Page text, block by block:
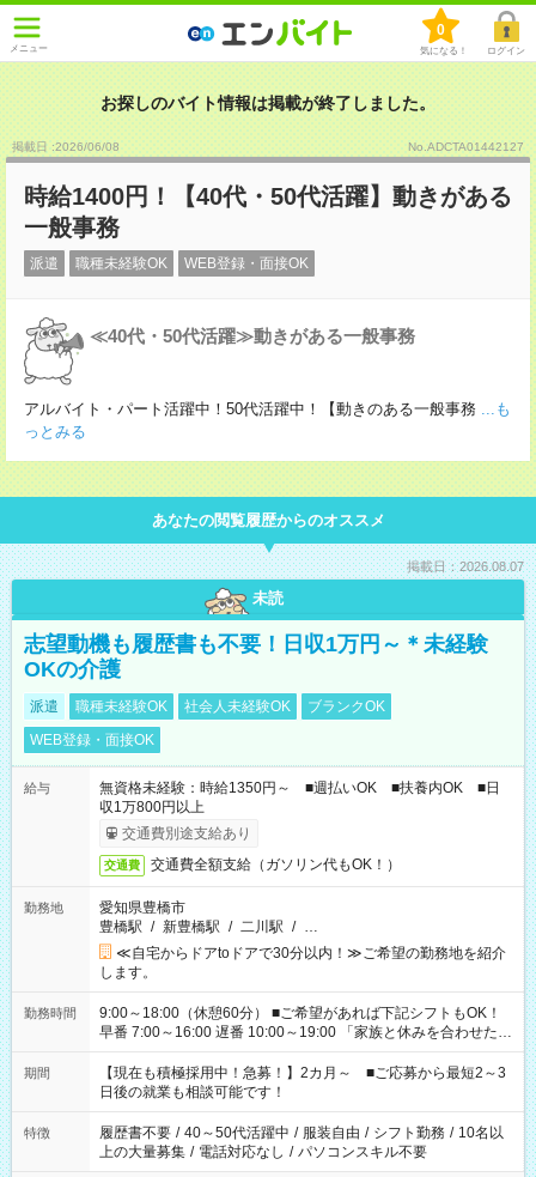
メニュー
0
気になる！ ログイン
お探しのバイト情報は掲載が終了しました。
掲載日 :2026/06/08 No.ADCTA01442127
時給1400円！【40代・50代活躍】動きがある
一般事務
派遣 職種未経験OK WEB登録・面接OK
≪40代・50代活躍≫動きがある一般事務
アルバイト・パート活躍中！50代活躍中！【動きのある一般事務 ...も
っとみる
あなたの閲覧履歴からのオススメ
掲載日：2026.08.07
未読
志望動機も履歴書も不要！日収1万円～＊未経験
OKの介護
派遣 職種未経験OK 社会人未経験OK
ブランクOK
WEB登録・面接OK
給与
無資格未経験：時給1350円～ ■週払いOK ■扶養内OK ■日
収1万800円以上
交通費別途支給あり
交通費 交通費全額支給（ガソリン代もOK！）
勤務地
愛知県豊橋市
豊橋駅 / 新豊橋駅 / 二川駅 / …
≪自宅からドアtoドアで30分以内！≫ご希望の勤務地を紹介
します。
勤務時間
9:00～18:00（休憩60分） ■ご希望があれば下記シフトもOK！
早番 7:00～16:00 遅番 10:00～19:00 「家族と休みを合わせた
い」 「余裕を持って夕飯の準備がしたい」 「できれば残業はし
たくない」 など、ご希望を教えてくださいね。 ※Wワーク希望
の方へ 今ご覧のお仕事で希望する勤務時間と、もう1つのお仕事
の勤務時間。 合計で週40時間を超える場合は応募できません。
期間
【現在も積極採用中！急募！】2カ月～ ■ご応募から最短2～3
日後の就業も相談可能です！
特徴 履歴書不要 / 40～50代活躍中 / 服装自由 / シフト勤務 / 10名以
上の大量募集 / 電話対応なし / パソコンスキル不要